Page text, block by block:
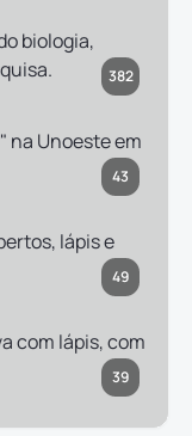
382
43
49
39